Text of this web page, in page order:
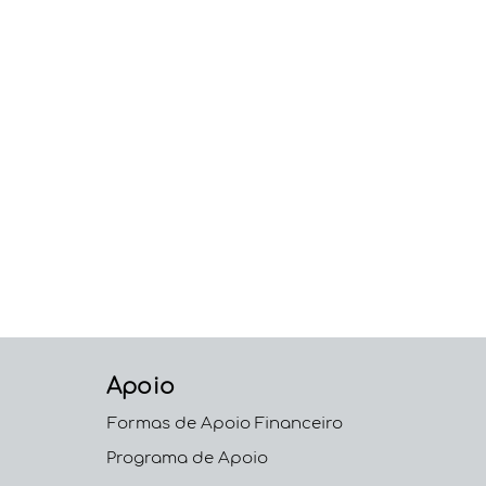
Apoio
Formas de Apoio Financeiro
Programa de Apoio